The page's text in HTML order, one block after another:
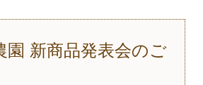
園 新商品発表会のご